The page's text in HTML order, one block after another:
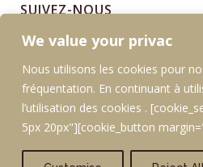
We value your privac
Nous utilisons les cookies pour
fréquentation. En continuant à
l’utilisation des cookies .
5px 20px"][cookie_button
SUIVEZ-NOUS
Instagram
Facebook
LinkedIn
COPYRIGHT